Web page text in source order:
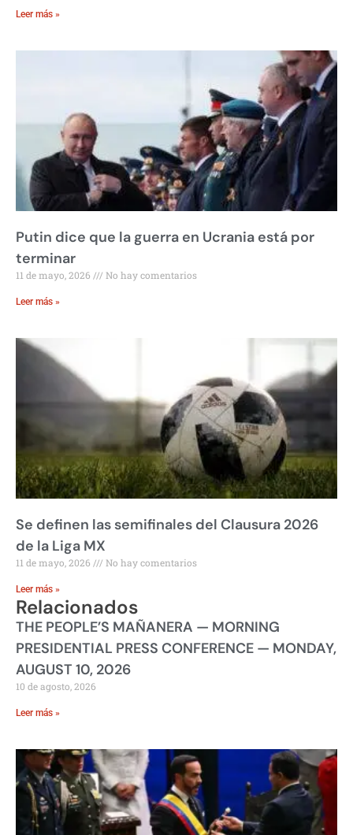
Leer más »
Putin dice que la guerra en Ucrania está por
terminar
11 de mayo, 2026 No hay comentarios
Leer más »
Se definen las semifinales del Clausura 2026
de la Liga MX
11 de mayo, 2026 No hay comentarios
Leer más »
Relacionados
THE PEOPLE’S MAÑANERA — MORNING
PRESIDENTIAL PRESS CONFERENCE — MONDAY,
AUGUST 10, 2026
10 de agosto, 2026
Leer más »